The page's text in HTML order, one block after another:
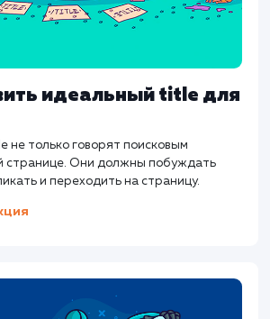
для SEO: со слэшем или без?
правильно ли
инструменты для
как Google Search Console,
URL вашего сайта.
Да, но следует
чтобы сохранить